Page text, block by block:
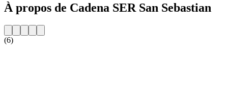
À propos de Cadena SER San Sebastian
(6)